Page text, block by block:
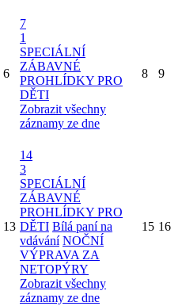
6
7
1
SPECIÁLNÍ
ZÁBAVNÉ
PROHLÍDKY PRO
DĚTI
Zobrazit všechny
záznamy ze dne
8 9
13
14
3
SPECIÁLNÍ
ZÁBAVNÉ
PROHLÍDKY PRO
DĚTI Bílá paní na
vdávání NOČNÍ
VÝPRAVA ZA
NETOPÝRY
Zobrazit všechny
záznamy ze dne
15 16